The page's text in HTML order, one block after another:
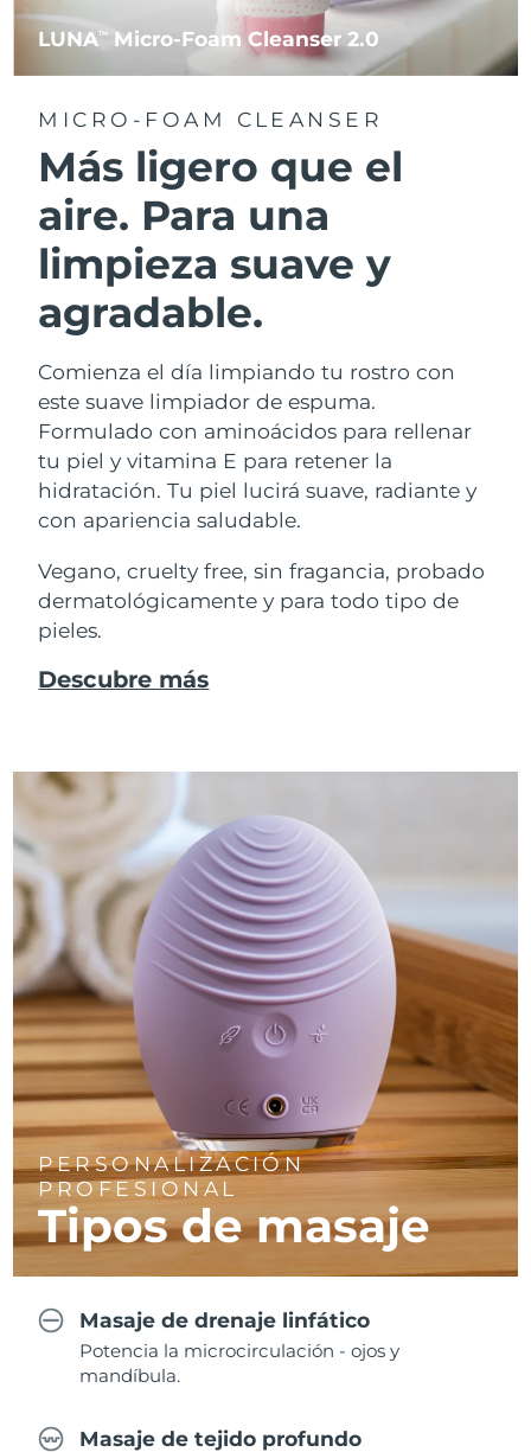
LUNATM Micro-Foam Cleanser 2.0
MICRO-FOAM CLEANSER
Más ligero que el
aire. Para una
limpieza suave y
agradable.
Comienza el día limpiando tu rostro con
este suave limpiador de espuma.
Formulado con aminoácidos para rellenar
tu piel y vitamina E para retener la
hidratación. Tu piel lucirá suave, radiante y
con apariencia saludable.
Vegano, cruelty free, sin fragancia, probado
dermatológicamente y para todo tipo de
pieles.
Descubre más
PERSONALIZACIÓN
PROFESIONAL
Tipos de masaje
Masaje de drenaje linfático
Potencia la microcirculación - ojos y
mandíbula.
Masaje de tejido profundo